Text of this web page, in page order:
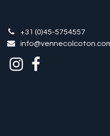
+31 (0)45-5754557